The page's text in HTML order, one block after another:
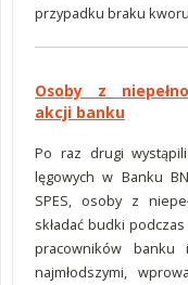
przypadku braku
Osoby z
akcji banku
Po raz drugi
lęgowych w Banku
SPES, osoby z
składać budki
pracowników
najmłodszymi,